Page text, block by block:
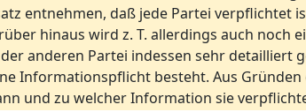
entnehmen, daß jede Partei verpflichtet
hinaus wird z. T. allerdings auch noch
anderen Partei indessen sehr detailliert
Informationspflicht besteht. Aus
und zu welcher Information sie